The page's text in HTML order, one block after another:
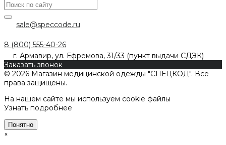
sale@speccode.ru
8 (800) 555-40-26
г. Армавир, ул. Ефремова, 31/33 (пункт выдачи СДЭК)
Заказать звонок
© 2026 Магазин медицинской одежды "СПЕЦКОД". Все
права защищены.
На нашем сайте мы используем cookie файлы
Узнать подробнее
Понятно
×